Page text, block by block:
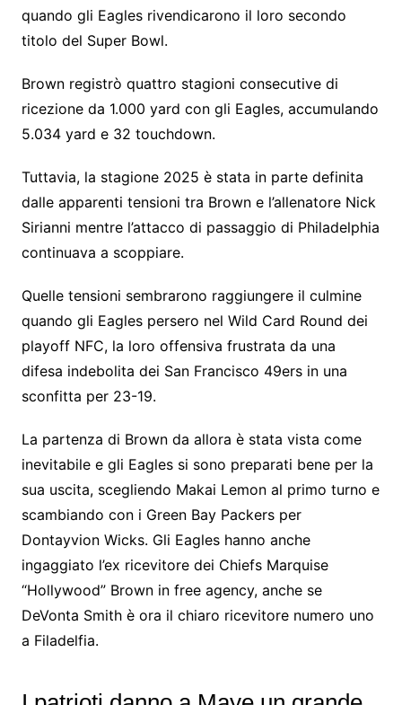
quando gli Eagles rivendicarono il loro secondo
titolo del Super Bowl.
Brown registrò quattro stagioni consecutive di
ricezione da 1.000 yard con gli Eagles, accumulando
5.034 yard e 32 touchdown.
Tuttavia, la stagione 2025 è stata in parte definita
dalle apparenti tensioni tra Brown e l’allenatore Nick
Sirianni mentre l’attacco di passaggio di Philadelphia
continuava a scoppiare.
Quelle tensioni sembrarono raggiungere il culmine
quando gli Eagles persero nel Wild Card Round dei
playoff NFC, la loro offensiva frustrata da una
difesa indebolita dei San Francisco 49ers in una
sconfitta per 23-19.
La partenza di Brown da allora è stata vista come
inevitabile e gli Eagles si sono preparati bene per la
sua uscita, scegliendo Makai Lemon al primo turno e
scambiando con i Green Bay Packers per
Dontayvion Wicks. Gli Eagles hanno anche
ingaggiato l’ex ricevitore dei Chiefs Marquise
“Hollywood” Brown in free agency, anche se
DeVonta Smith è ora il chiaro ricevitore numero uno
a Filadelfia.